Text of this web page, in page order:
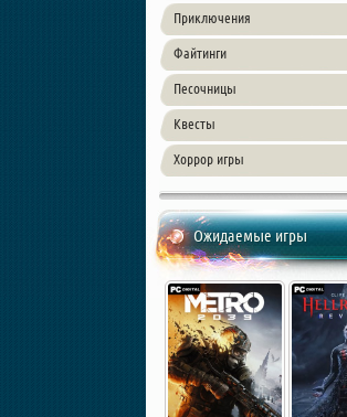
Приключения
Файтинги
Песочницы
Квесты
Хоррор игры
Ожидаемые игры